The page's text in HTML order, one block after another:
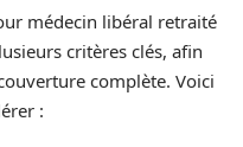
médecin libéral retraité
critères clés, afin
complète. Voici
: